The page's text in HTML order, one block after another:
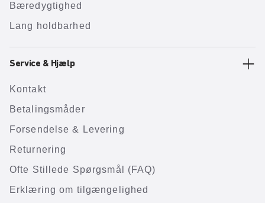
Bæredygtighed
Lang holdbarhed
Service & Hjælp
Kontakt
Betalingsmåder
Forsendelse & Levering
Returnering
Ofte Stillede Spørgsmål (FAQ)
Erklæring om tilgængelighed